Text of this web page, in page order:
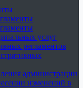
услуг
регламентов
администрации
изменений в